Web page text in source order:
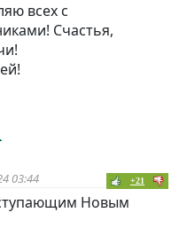
всех с
Счастья,
03:44 +21
Новым